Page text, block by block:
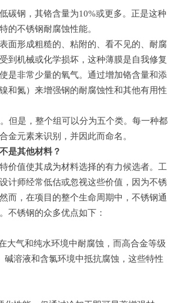
碳钢，其铬含量为10%或更多。正是这种
的不锈钢耐腐蚀性能。
面形成粗糙的、粘附的、看不见的、耐腐
到机械或化学损坏，这种薄膜是自我修复
是非常少量的氧气。通过增加铬含量和添
和氮）来增强钢的耐腐蚀性和其他有用性
但是，整个组可以分为五个类。每一种都
金元素来识别，并因此而命名。
是其他材料？
价值使其成为材料选择的有力候选者。工
计师经常低估或忽视这些价值，因为不锈
而，在项目的整个生命周期中，不锈钢通
不锈钢的众多优点如下：
大气和纯水环境中耐腐蚀，而高合金等级
碱溶液和含氯环境中抵抗腐蚀，这些特性